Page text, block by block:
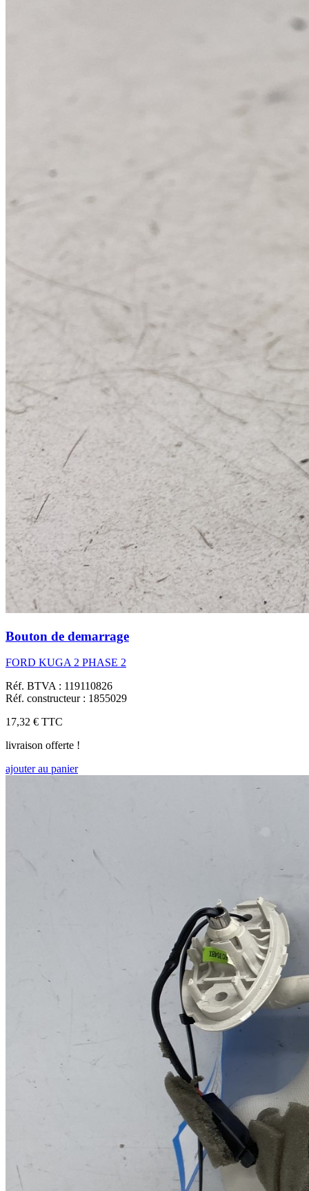
Bouton de demarrage
FORD KUGA 2 PHASE 2
Réf. BTVA : 119110826
Réf. constructeur : 1855029
17,32 € TTC
livraison offerte !
ajouter au panier